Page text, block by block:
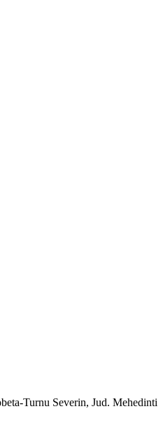
Turnu Severin, Jud. Mehedinti